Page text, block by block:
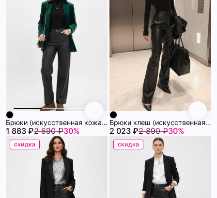
Брюки (искусственная кожа) 72460986\15
1 883 ₽2 690 ₽30%
Брюки клеш (искусственная кожа) 72460984\15
2 023 ₽2 890 ₽30%
скидка скидка